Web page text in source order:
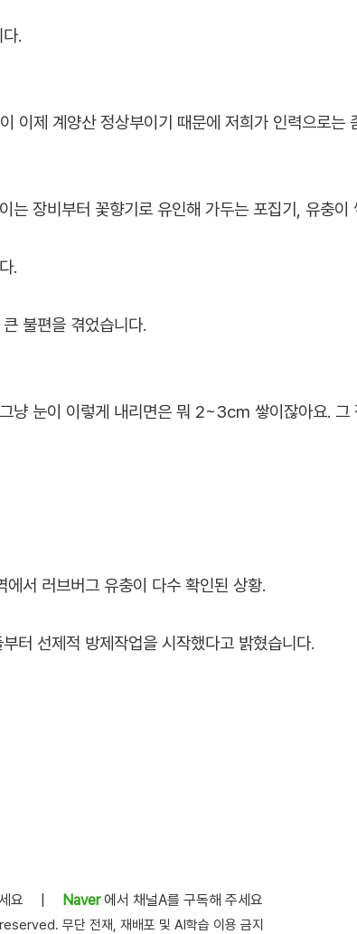
.
이제 계양산 정상부이기 때문에 저희가 인력으로는
는 장비부터 꽃향기로 유인해 가두는 포집기, 유충이
.
불편을 겪었습니다.
냥 눈이 이렇게 내리면은 뭐 2~3cm 쌓이잖아요. 그
서 러브버그 유충이 다수 확인된 상황.
터 선제적 방제작업을 시작했다고 밝혔습니다.
요 Naver에서 채널A를 구독해 주세요
무단 전재, 재배포 및 AI학습 이용 금지